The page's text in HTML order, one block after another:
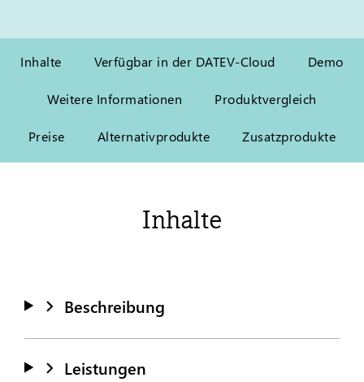
Inhalte Verfügbar in der DATEV-Cloud Demo
Weitere Informationen Produktvergleich
Preise Alternativprodukte Zusatzprodukte
Inhalte
Beschreibung
Leistungen